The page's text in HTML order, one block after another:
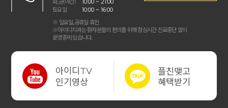
10:00 ~ 21:00
토요일 10:00 ~ 16:00
※ 일요일,공휴일 휴진
※아이디치과는 환자분들의 편의를 위해 점심시간 진료중단 없이
운영중에 있습니다.
아이디TV
인기영상
플친맺고
혜택받기